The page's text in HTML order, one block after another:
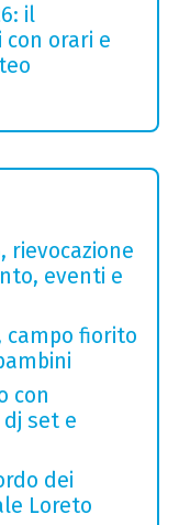
il
orari e
rievocazione
eventi e
campo fiorito
con
set e
dei
Loreto